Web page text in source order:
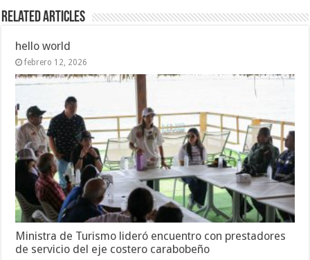
Related Articles
hello world
febrero 12, 2026
Ministra de Turismo lideró encuentro con prestadores
de servicio del eje costero carabobeño